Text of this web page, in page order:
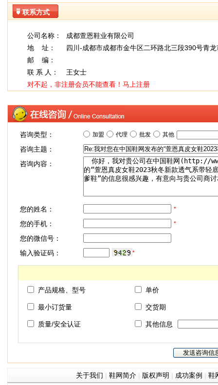
联系方式
公司名称：
成都萱恩鞋业有限公司
地 址：
四川-成都市成都市金牛区二环路北三段390号青
邮 编：
联 系 人：
王女士
对不起，非注册会员不能查看！ 马上注册
咨询类型： 加盟 代理 批发 其他
咨询主题：
咨询内容：
您的姓名： *
您的手机： *
您的微信号：
输入验证码：
*
产品规格、型号 单价
最小订货量 交货期
质量/安全认证 其他信息
关于我们 | 鞋网简介 | 版权声明 | 成功案例 | 鞋